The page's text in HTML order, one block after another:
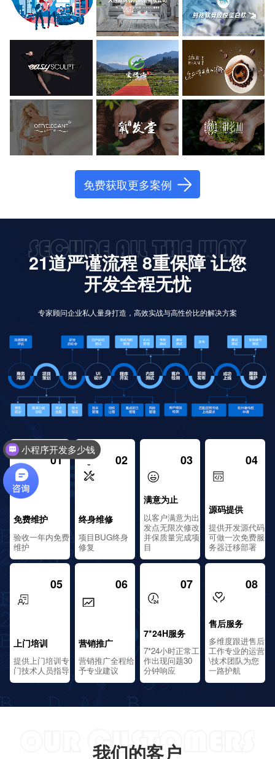
免费获取更多案例
21道严谨流程 8重保障 让您
开发全程无忧
专家顾问企业私人量身打造，高效实战与高性价比的解决方案
01
免费维护
验收一年内免费
维护
02
终身维修
项目BUG终身
修复
03
满意为止
以客户满意为出
发点无限次修改
并保质量完成项
目
04
源码提供
提供开发源代码
可做一次免费服
务器迁移部署
05
上门培训
提供上门培训专
门技术人员指导
06
营销推广
营销推广全程给
予专业建议
07
7*24H服务
7*24小时正常工
作出现问题30
分钟响应
08
售后服务
多维度跟进售后
工作专业的运营
\技术团队为您
一路护航
我们的客户
小程序开发多少钱